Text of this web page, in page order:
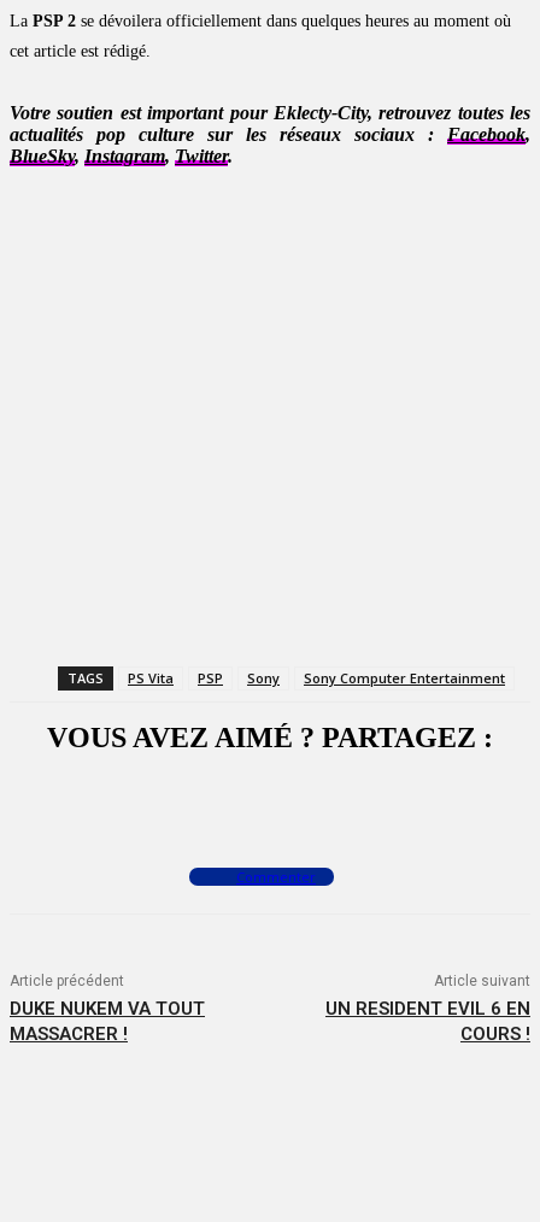
La PSP 2 se dévoilera officiellement dans quelques heures au moment où
cet article est rédigé.
Votre soutien est important pour Eklecty-City, retrouvez toutes les
actualités pop culture sur les réseaux sociaux : Facebook,
BlueSky, Instagram, Twitter.
TAGS PS Vita PSP Sony Sony Computer Entertainment
VOUS AVEZ AIMÉ ? PARTAGEZ :
Commenter
Article précédent
DUKE NUKEM VA TOUT
MASSACRER !
Article suivant
UN RESIDENT EVIL 6 EN
COURS !